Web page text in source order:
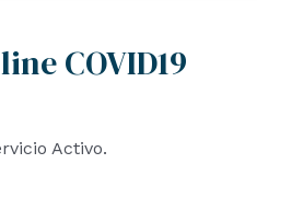
COVID19
Activo.